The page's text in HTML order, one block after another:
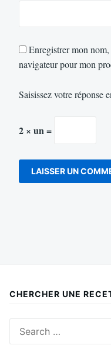
Enregistrer mon
navigateur pour mon
Saisissez votre réponse
2 × un =
CHERCHER UNE
for: